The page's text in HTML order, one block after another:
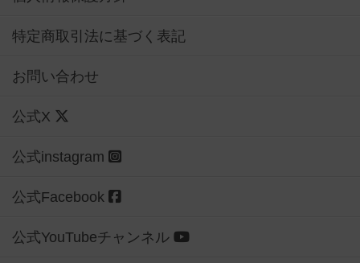
特定商取引法に基づく表記
お問い合わせ
公式X
公式instagram
公式Facebook
公式YouTubeチャンネル